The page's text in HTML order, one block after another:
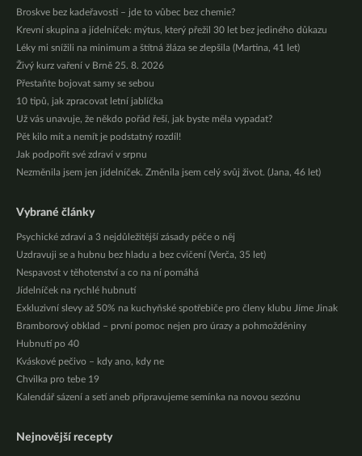
Broskve bez kadeřavosti – jde to vůbec bez chemie?
Krevní skupina a jídelníček: mýtus, který přežil 30 let bez jediného důkazu
Léky mi snížili na minimum a štítná žláza se zlepšila (Martina, 41 let)
Živý kurz vaření v Brně 25. 8. 2026
Přestaňte bojovat samy se sebou
10 tipů, jak zpracovat letní jablíčka
Už vás unavuje, že někdo pořád řeší, jak byste měla vypadat?
Pět kilo mít a nemít je podstatný rozdíl!
Jak podpořit své zdraví v srpnu
Nezměnila jsem jen jídelníček. Změnila jsem celý svůj život. (Jana, 46 let)
Vybrané články
Psychické zdraví a 3 nejdůležitější zásady péče o něj
Uzdravuji se a hubnu bez hladu a bez cvičení (Verča, 35 let)
Nespavost v těhotenství a co na ní pomáhá
Jídelníček na rychlé hubnutí
Exkluzivní slevy až 50% na kuchyňské spotřebiče pro členy klubu Jíme Jinak
Bramborový obklad – první pomoc nejen pro úrazy a pohmožděniny
Hubnutí po 40
Kváskové pečivo – kdy ano, kdy ne
Chvilka pro tebe 19
Kalendář sázení a setí aneb připravujeme semínka na novou sezónu
Nejnovější recepty